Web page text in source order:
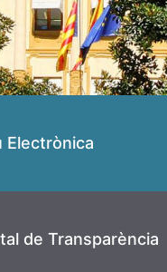
Electrònica
de Transparència